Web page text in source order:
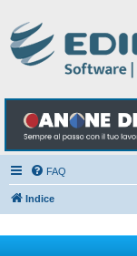
FAQ
Indice